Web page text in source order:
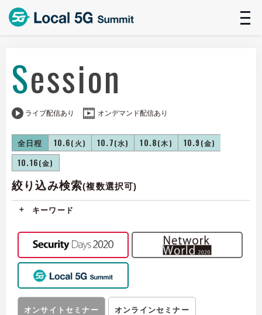
Session
全日程 10.6(火) 10.7(水) 10.8(木) 10.9 (金)
10.16(金)
ライブ配信あり オンデマンド配信あり
絞り込み検索(複数選択可)
キーワード
オンサイトセミナー オンラインセミナー